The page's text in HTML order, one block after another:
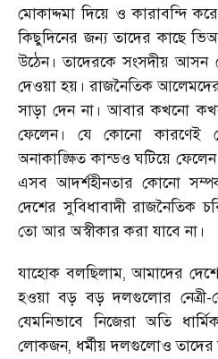
মোকাদ্দমা দিয়ে ও কারাবন্দি
কিছুদিনের জন্য তাদের কাছে
উঠেন। তাদেরকে সংসদীয় আসন
দেওয়া হয়। রাজনৈতিক
সাড়া দেন না। আবার কখনো
ফেলেন। যে কোনো কারণেই
অনাকাঙ্ক্ষিত কান্ডও ঘটিয়ে
এসব আদর্শহীনতার কোনো
দেশের সুবিধাবাদী রাজনৈতিক
তো আর অস্বীকার করা যাবে না।
যাহোক বলছিলাম, আমাদের
হওয়া বড় বড় দলগুলোর নেত্রী-
যেমনিভাবে নিজেরা অতি
লোকজন, ধর্মীয় দলগুলোও তাদের